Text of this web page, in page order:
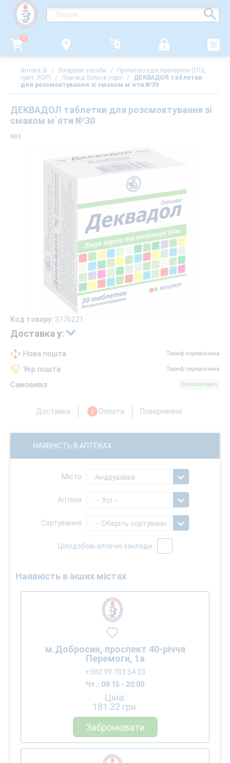
0
Аптека 3i / Лікарські засоби /
Протизастудні препарати (ГРЗ,
грип, ЛОР)
/ Ліки від болю в горлі /
ДЕКВАДОЛ таблетки
для розсмоктування зі смаком м`яти №30
ДЕКВАДОЛ таблетки для розсмоктування зі
смаком м`яти №30
КВЗ
Код товару: 3176221
Доставка у:
Нова пошта Тариф перевізника
Укр пошта Тариф перевізника
Самовивіз Безкоштовно
Доставка Оплата Повернення
НАЯВНІСТЬ В АПТЕКАХ
Місто Андрушівка
Аптека -- Усі --
Сортування
Цілодобові аптечні заклади
Наявність в інших містах
м.Добросин, проспект 40-річчя
Перемоги, 1а
+380 99 703 54 33
Чт.: 09:15 - 20:00
Ціна:
181.32 грн.
Забронювати